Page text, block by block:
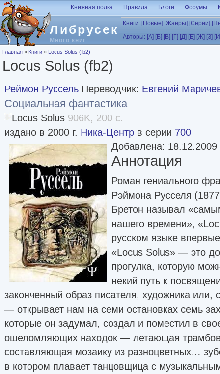
Перейти к основному содержанию
Либрусек
Много книг
Книжная полка Правила Блоги Форумы
Книги: [Новые] [Жанры] [Серии]
Авторы: [А] [Б] [В] [Г] [Д] [Е] [Ж] [З]
Вы здесь
Главная » Книги » Locus Solus (fb2)
Locus Solus (fb2)
Реймон Руссель Переводчик: Евгений
Социальная фантастика
Locus Solus 906K, 200 с.
издано в 2000 г. Ника-Центр в серии 700
Добавлена: 18.12.2009
Аннотация
Роман гениального
Рэймона Русселя
Бретон называл
нашего времени»,
русском языке
«Locus Solus» — это
прогулка, которую
некий путь к
законченный образ писателя, художника или,
— открывает нам на семи остановках семь
которые он задумал, создал и поместил в
ошеломляющих находок — летающая
составляющая мозаику из разноцветных…
в котором плавает танцовщица с